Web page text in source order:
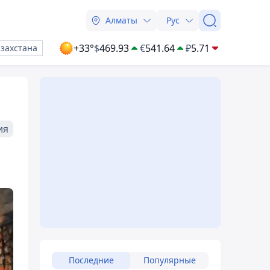
Алматы Рус
+33°$469.93 €541.64 ₽5.71
Последние Популярные